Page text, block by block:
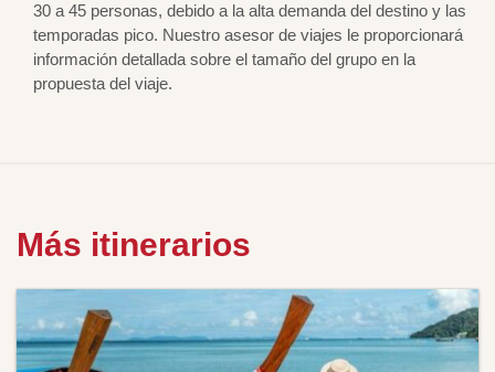
30 a 45 personas, debido a la alta demanda del destino y las
temporadas pico. Nuestro asesor de viajes le proporcionará
información detallada sobre el tamaño del grupo en la
propuesta del viaje.
Más itinerarios